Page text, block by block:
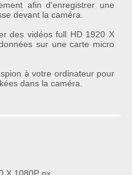
afin d'enregistrer une
devant la caméra.
des vidéos full HD 1920 X
sur une carte micro
à votre ordinateur pour
dans la caméra.